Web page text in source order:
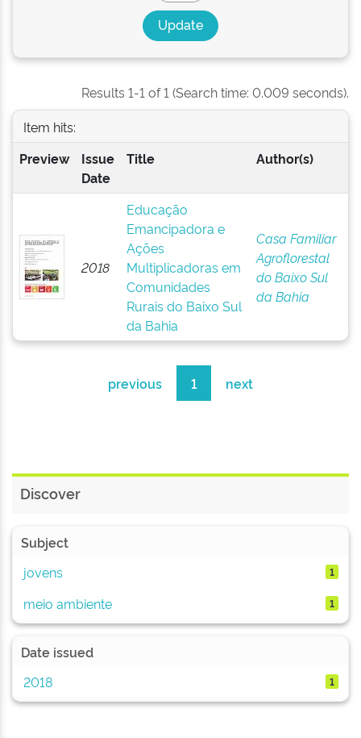
Results 1-1 of 1 (Search time: 0.009 seconds).
Item hits:
Preview
Issue
Date
Title Author(s)
2018
Educação
Emancipadora e
Ações
Multiplicadoras em
Comunidades
Rurais do Baixo Sul
da Bahia
Casa Familiar
Agroflorestal
do Baixo Sul
da Bahia
previous 1 next
Discover
Subject
jovens
1
meio ambiente 1
Date issued
2018
1